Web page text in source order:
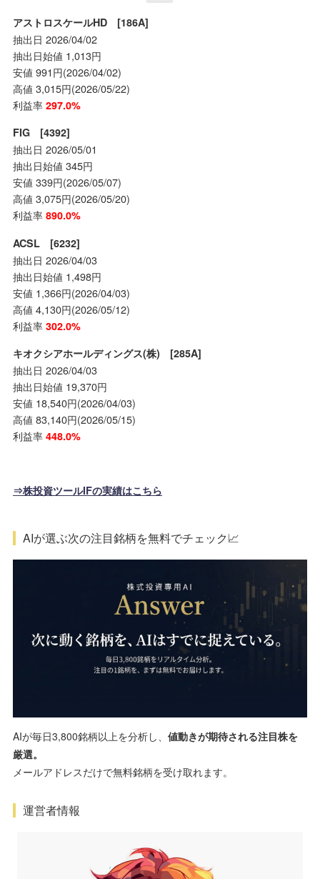
アストロスケールHD [186A]
抽出日 2026/04/02
抽出日始値 1,013円
安値 991円(2026/04/02)
高値 3,015円(2026/05/22)
利益率 297.0%
FIG [4392]
抽出日 2026/05/01
抽出日始値 345円
安値 339円(2026/05/07)
高値 3,075円(2026/05/20)
利益率 890.0%
ACSL [6232]
抽出日 2026/04/03
抽出日始値 1,498円
安値 1,366円(2026/04/03)
高値 4,130円(2026/05/12)
利益率 302.0%
キオクシアホールディングス(株) [285A]
抽出日 2026/04/03
抽出日始値 19,370円
安値 18,540円(2026/04/03)
高値 83,140円(2026/05/15)
利益率 448.0%
⇒株投資ツールIFの実績はこちら
AIが選ぶ次の注目銘柄を無料でチェック📈
AIが毎日3,800銘柄以上を分析し、 値動きが期待される注目株を
厳選。
メールアドレスだけで無料銘柄を受け取れます。
運営者情報